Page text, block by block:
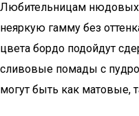
Любительницам нюдовых
неяркую гамму без
цвета бордо подойдут
сливовые помады с
могут быть как матовые,